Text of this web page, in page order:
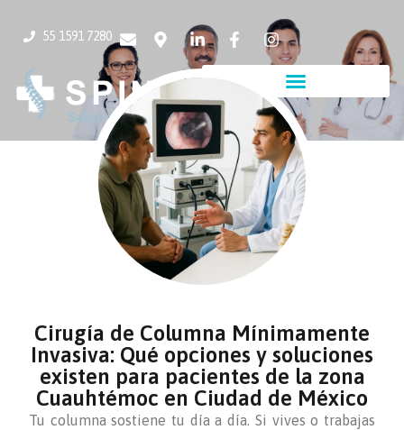
55 1591 7280
Cirugía de Columna Mínimamente
Invasiva: Qué opciones y soluciones
existen para pacientes de la zona
Cuauhtémoc en Ciudad de México
Tu columna sostiene tu día a día. Si vives o trabajas